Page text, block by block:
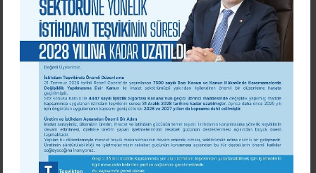
EVREN ÇAPRAK
Yönetim Kurulu Üyesi
0266 715 18 00
0266 715 18 06
Email
bandirmato@bandirmato.org.tr